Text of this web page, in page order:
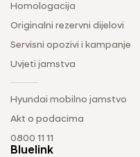
Homologacija
Originalni rezervni dijelovi
Servisni opozivi i kampanje
Uvjeti jamstva
Hyundai mobilno jamstvo
Akt o podacima
0800 11 11
Bluelink